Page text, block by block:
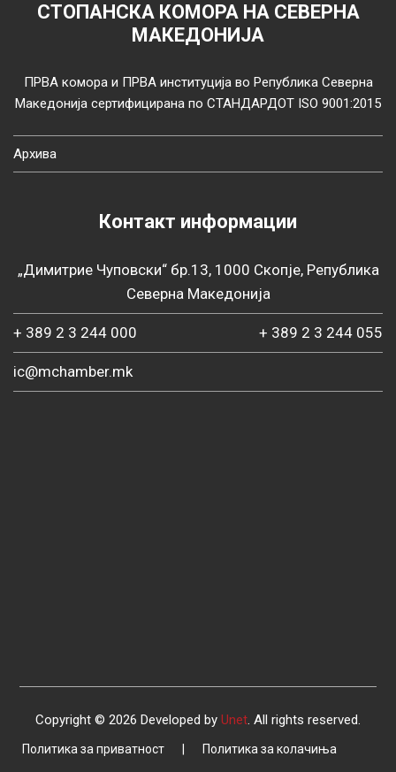
СТОПАНСКА КОМОРА НА СЕВЕРНА
МАКЕДОНИЈА
ПРВА комора и ПРВА институција во Република Северна
Македонија сертифицирана по СТАНДАРДОТ ISO 9001:2015
Архива
Контакт информации
„Димитрие Чуповски“ бр.13, 1000 Скопје, Република
Северна Македонија
+ 389 2 3 244 000 + 389 2 3 244 055
ic@mchamber.mk
Copyright © 2026 Developed by Unet. All rights reserved.
Политика за приватност Политика за колачиња